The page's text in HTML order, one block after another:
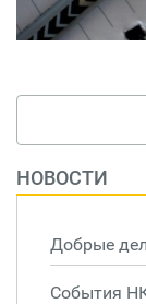
НОВОСТИ
Добрые
События